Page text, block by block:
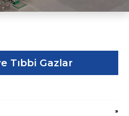
Tıbbi Gazlar
»